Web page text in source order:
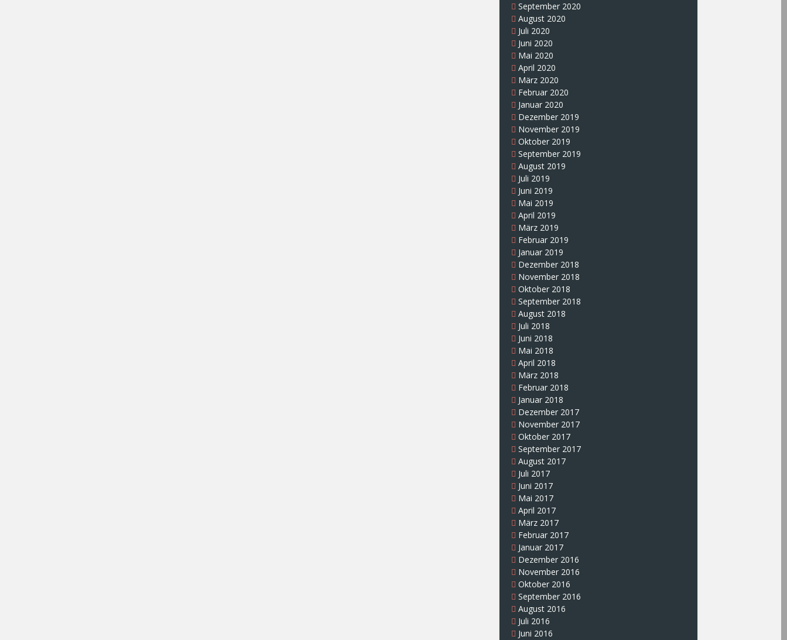
September 2020
August 2020
Juli 2020
Juni 2020
Mai 2020
April 2020
März 2020
Februar 2020
Januar 2020
Dezember 2019
November 2019
Oktober 2019
September 2019
August 2019
Juli 2019
Juni 2019
Mai 2019
April 2019
März 2019
Februar 2019
Januar 2019
Dezember 2018
November 2018
Oktober 2018
September 2018
August 2018
Juli 2018
Juni 2018
Mai 2018
April 2018
März 2018
Februar 2018
Januar 2018
Dezember 2017
November 2017
Oktober 2017
September 2017
August 2017
Juli 2017
Juni 2017
Mai 2017
April 2017
März 2017
Februar 2017
Januar 2017
Dezember 2016
November 2016
Oktober 2016
September 2016
August 2016
Juli 2016
Juni 2016